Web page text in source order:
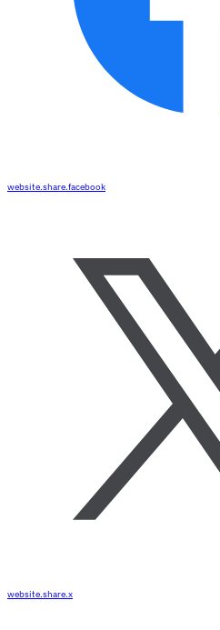
website.share.facebook
website.share.x